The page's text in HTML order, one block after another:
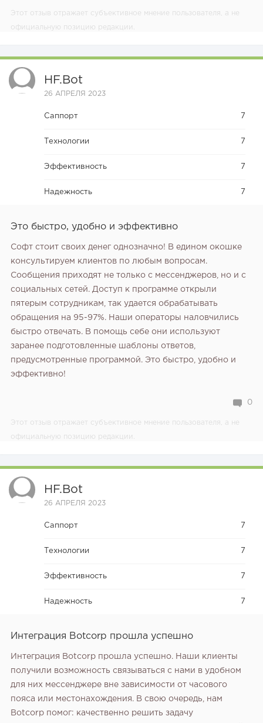
Этот отзыв отражает субъективное мнение пользователя, а не
официальную позицию редакции.
HF.bot
26 АПРЕЛЯ 2023
Саппорт 7
Технологии 7
Эффективность 7
Надежность 7
Это быстро, удобно и эффективно
Софт стоит своих денег однозначно! В едином окошке
консультируем клиентов по любым вопросам.
Сообщения приходят не только с мессенджеров, но и с
социальных сетей. Доступ к программе открыли
пятерым сотрудникам, так удается обрабатывать
обращения на 95-97%. Наши операторы наловчились
быстро отвечать. В помощь себе они используют
заранее подготовленные шаблоны ответов,
предусмотренные программой. Это быстро, удобно и
эффективно!
0
Этот отзыв отражает субъективное мнение пользователя, а не
официальную позицию редакции.
HF.bot
26 АПРЕЛЯ 2023
Саппорт 7
Технологии 7
Эффективность 7
Надежность 7
Интеграция Botcorp прошла успешно
Интеграция Botcorp прошла успешно. Наши клиенты
получили возможность связываться с нами в удобном
для них мессенджере вне зависимости от часового
пояса или местонахождения. В свою очередь, нам
Botcorp помог: качественно решить задачу